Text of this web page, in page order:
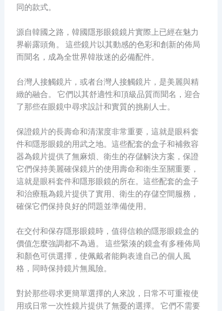
同的款式。
源自韓國之路，韓國隱形眼鏡鏡片實際上已經在魅力
界嶄露頭角。 這些鏡片以其動感的色彩和創新的佈局
而聞名，成為全世界韓妝迷的必備配件。
台灣人接觸鏡片，或者台灣人接觸鏡片，是美麗與精
緻的融合。 它們以其舒適性和頂級品質而聞名，迎合
了那些在眼鏡中尋求設計和實質的挑剔人士。
保證鏡片的長壽命和清潔度非常重要，這就是眼科套
件和隱形眼鏡的用武之地。這些配套的盒子和補救容
器為鏡片提供了無麻煩、衛生的存儲解決方案，保證
它們保持美麗確保鏡片的使用壽命和衛生至關重要，
這就是眼科套件和隱形眼鏡的所在。這些配套的盒子
和治療瓶為鏡片提供了實用、衛生的存儲空間服務，
確保它們保持良好的問題並準備使用。
在交付和保存隱形眼鏡時，值得信賴的隱形眼鏡盒的
價值怎麼強調都不為過。 這些緊湊的鏡盒有多種佈局
和顏色可供選擇，使佩戴者能夠表達自己的個人風
格，同時保持鏡片無風險。
對於那些尋求更簡單選擇的人來說，日常不可重複使
用或日常一次性鏡片提供了無憂的選擇。 它們不需要